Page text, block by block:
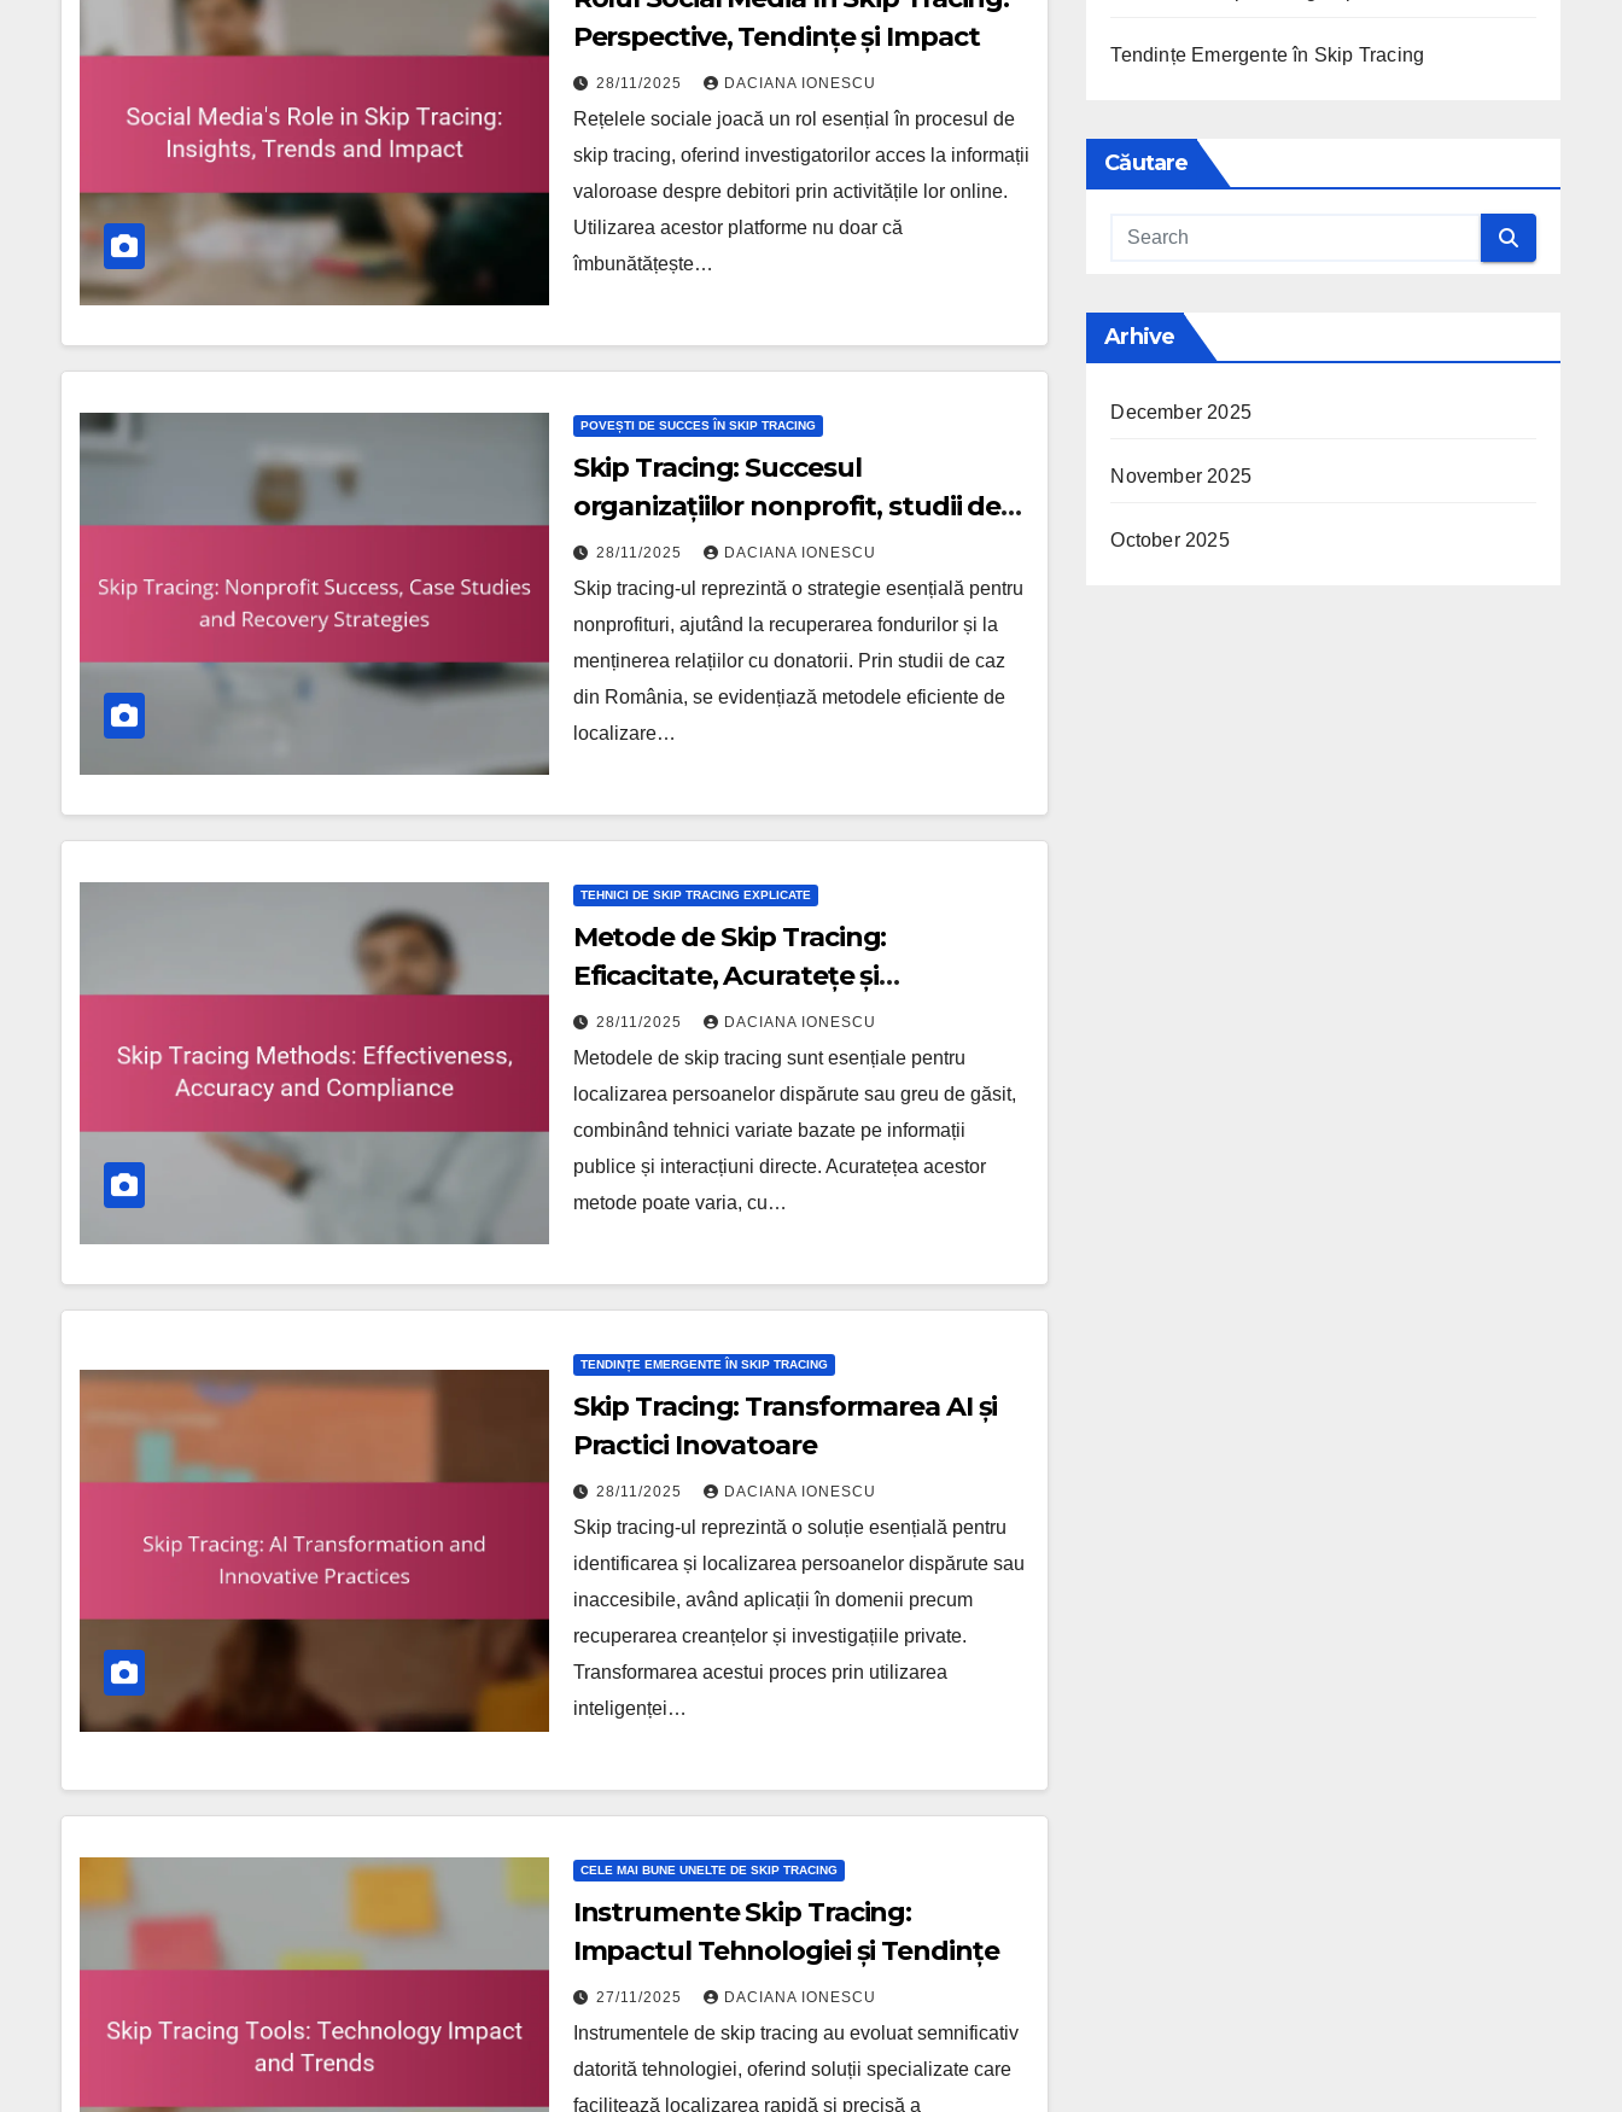
Perspective, Tendințe și Impact
28/11/2025 DACIANA IONESCU
Rețelele sociale joacă un rol esențial în procesul de
skip tracing, oferind investigatorilor acces la informații
valoroase despre debitori prin activitățile lor online.
Utilizarea acestor platforme nu doar că
îmbunătățește…
POVEȘTI DE SUCCES ÎN SKIP TRACING
Skip Tracing: Succesul
organizațiilor nonprofit, studii de
caz și strategii de recuperare
28/11/2025 DACIANA IONESCU
Skip tracing-ul reprezintă o strategie esențială pentru
nonprofituri, ajutând la recuperarea fondurilor și la
menținerea relațiilor cu donatorii. Prin studii de caz
din România, se evidențiază metodele eficiente de
localizare…
TEHNICI DE SKIP TRACING EXPLICATE
Metode de Skip Tracing:
Eficacitate, Acuratețe și
Conformitate
28/11/2025 DACIANA IONESCU
Metodele de skip tracing sunt esențiale pentru
localizarea persoanelor dispărute sau greu de găsit,
combinând tehnici variate bazate pe informații
publice și interacțiuni directe. Acuratețea acestor
metode poate varia, cu…
TENDINȚE EMERGENTE ÎN SKIP TRACING
Skip Tracing: Transformarea AI și
Practici Inovatoare
28/11/2025 DACIANA IONESCU
Skip tracing-ul reprezintă o soluție esențială pentru
identificarea și localizarea persoanelor dispărute sau
inaccesibile, având aplicații în domenii precum
recuperarea creanțelor și investigațiile private.
Transformarea acestui proces prin utilizarea
inteligenței…
CELE MAI BUNE UNELTE DE SKIP TRACING
Instrumente Skip Tracing:
Impactul Tehnologiei și Tendințe
27/11/2025 DACIANA IONESCU
Instrumentele de skip tracing au evoluat semnificativ
datorită tehnologiei, oferind soluții specializate care
facilitează localizarea rapidă și precisă a
Tendințe Emergente în Skip Tracing
Căutare
Arhive
December 2025
November 2025
October 2025